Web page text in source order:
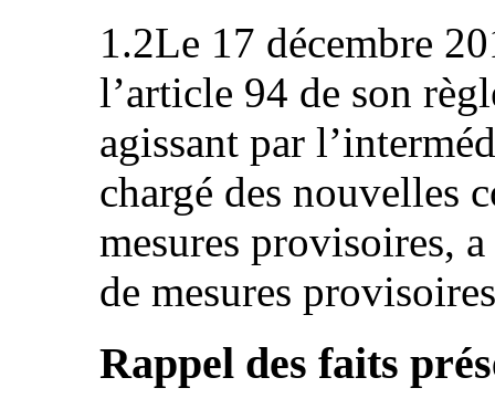
1.2Le 17 décembre
l’article 94 de son
agissant par
chargé des nouvelles
mesures provisoires,
de mesures
Rappel des faits